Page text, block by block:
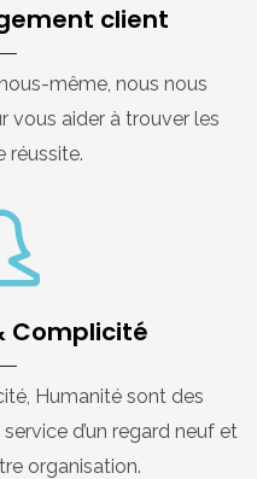
client
même, nous nous
vous aider à trouver les
réussite.
Complicité
Humanité sont des
d’un regard neuf et
organisation.